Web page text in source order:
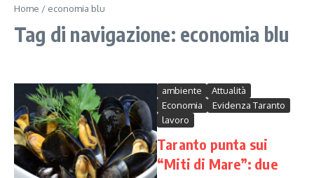
Home / economia blu
Tag di navigazione: economia blu
ambiente
Attualità
Economia
Evidenza Taranto
lavoro
Taranto punta sui
“Miti di Mare”: due